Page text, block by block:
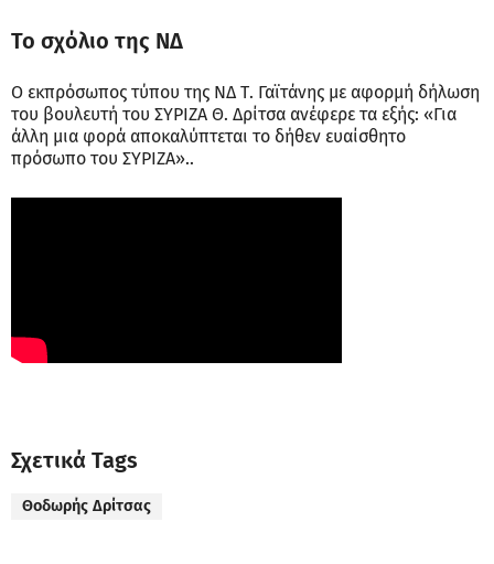
Το σχόλιο της ΝΔ
Ο εκπρόσωπος τύπου της ΝΔ Τ. Γαϊτάνης με αφορμή δήλωση
του βουλευτή του ΣΥΡΙΖΑ Θ. Δρίτσα ανέφερε τα εξής: «Για
άλλη μια φορά αποκαλύπτεται το δήθεν ευαίσθητο
πρόσωπο του ΣΥΡΙΖΑ»..
Σχετικά Tags
Θοδωρής Δρίτσας